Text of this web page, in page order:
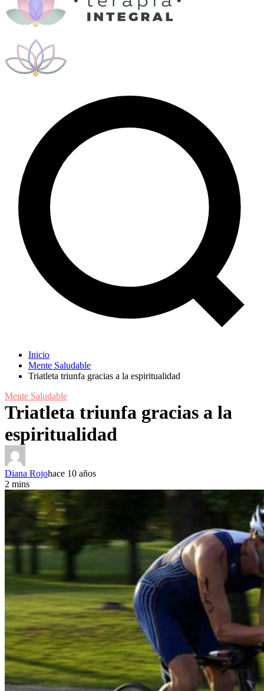
Inicio
Mente Saludable
Triatleta triunfa gracias a la espiritualidad
Mente Saludable
Triatleta triunfa gracias a la
espiritualidad
Diana Rojohace 10 años
2 mins